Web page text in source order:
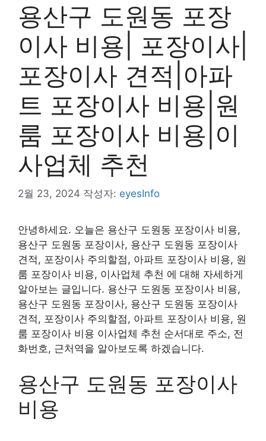
용산구 도원동 포장
이사 비용| 포장이사|
포장이사 견적|아파
트 포장이사 비용|원
룸 포장이사 비용|이
사업체 추천
2월 23, 2024 작성자: eyesInfo
안녕하세요. 오늘은 용산구 도원동 포장이사 비용,
용산구 도원동 포장이사, 용산구 도원동 포장이사
견적, 포장이사 주의할점, 아파트 포장이사 비용, 원
룸 포장이사 비용, 이사업체 추천 에 대해 자세하게
알아보는 글입니다. 용산구 도원동 포장이사 비용,
용산구 도원동 포장이사, 용산구 도원동 포장이사
견적, 포장이사 주의할점, 아파트 포장이사 비용, 원
룸 포장이사 비용 이사업체 추천 순서대로 주소, 전
화번호, 근처역을 알아보도록 하겠습니다.
용산구 도원동 포장이사
비용